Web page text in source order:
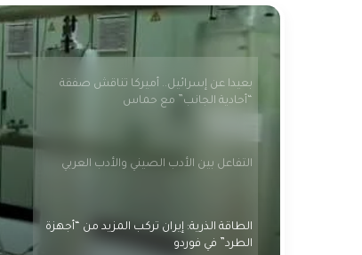
3 مجازر جديدة والاحتلال يعلن انتهاء عملياته
وسط غزة
بعيدا عن إسرائيل.. أميركا تناقش صفقة
“أحادية الجانب” مع حماس
التفاعل بين الأدب الصيني والأدب العربي
الطاقة الذرية: إيران تركب المزيد من “أجهزة
الطرد” في فوردو